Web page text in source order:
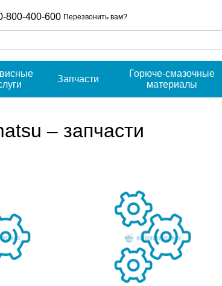
800-400-600 Перезвонить вам?
Запчасти
Горюче-смазочные
материалы
– запчасти